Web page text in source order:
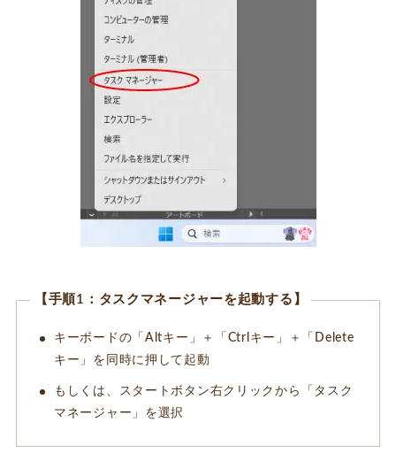
【手順1：タスクマネージャーを起動する】
キーボードの「Altキー」＋「Ctrlキー」＋「Delete
キー」を同時に押して起動
もしくは、スタートボタン右クリックから「タスク
マネージャー」を選択